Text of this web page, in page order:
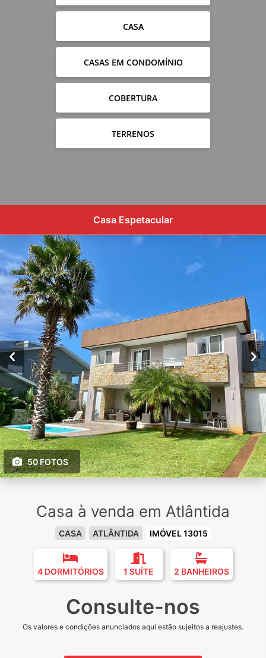
CASA
CASAS EM CONDOMÍNIO
COBERTURA
TERRENOS
Casa Espetacular
50 FOTOS
Casa à venda em Atlântida
CASA ATLÂNTIDA IMÓVEL 13015
4 DORMITÓRIOS 1 SUÍTE 2 BANHEIROS
Consulte-nos
Os valores e condições anunciados aqui estão sujeitos a reajustes.